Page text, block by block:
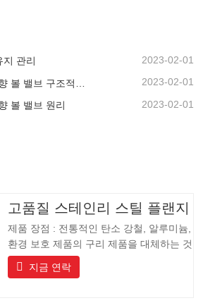
관리 2023-02-01
2023-02-01
볼 밸브 원리 2023-02-01
고품질 스테인리 스틸 플랜지
제품 장점 : 전통적인 탄소 강철, 알루미늄,
환경 보호 제품의 구리 제품을 대체하는 것
입니다, 제품은 긴 수명을 가지고 긴 수명,
아름다운 외관, 산 및 알칼리 저항, 내식성.
지금 연락